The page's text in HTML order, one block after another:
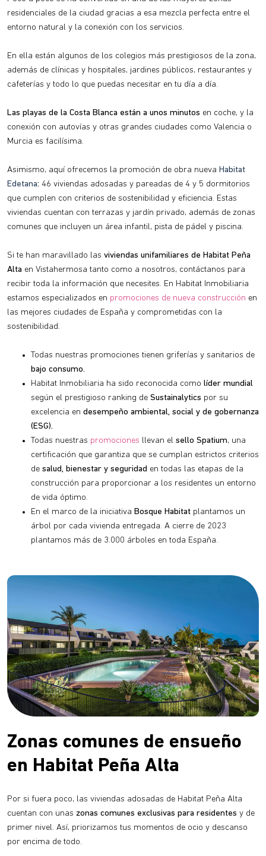
residenciales de la ciudad gracias a esa mezcla perfecta entre el
entorno natural y la conexión con los servicios.
En ella están algunos de los colegios más prestigiosos de la zona,
además de clínicas y hospitales, jardines públicos, restaurantes y
cafeterías y todo lo que puedas necesitar en tu día a día.
Las playas de la Costa Blanca están a unos minutos en coche, y la
conexión con autovías y otras grandes ciudades como Valencia o
Murcia es facilísima.
Asimismo, aquí ofrecemos la promoción de obra nueva Habitat
Edetana: 46 viviendas adosadas y pareadas de 4 y 5 dormitorios
que cumplen con criterios de sostenibilidad y eficiencia. Estas
viviendas cuentan con terrazas y jardín privado, además de zonas
comunes que incluyen un área infantil, pista de pádel y piscina.
Si te han maravillado las viviendas unifamiliares de Habitat Peña
Alta en Vistahermosa tanto como a nosotros, contáctanos para
recibir toda la información que necesites. En Habitat Inmobiliaria
estamos especializados en promociones de nueva construcción en
las mejores ciudades de España y comprometidas con la
sostenibilidad.
Todas nuestras promociones tienen griferías y sanitarios de
bajo consumo.
Habitat Inmobiliaria ha sido reconocida como líder mundial
según el prestigioso ranking de Sustainalytics por su
excelencia en desempeño ambiental, social y de gobernanza
(ESG).
Todas nuestras promociones llevan el sello Spatium, una
certificación que garantiza que se cumplan estrictos criterios
de salud, bienestar y seguridad en todas las etapas de la
construcción para proporcionar a los residentes un entorno
de vida óptimo.
En el marco de la iniciativa Bosque Habitat plantamos un
árbol por cada vivienda entregada. A cierre de 2023
plantamos más de 3.000 árboles en toda España.
Zonas comunes de ensueño
en Habitat Peña Alta
Por si fuera poco, las viviendas adosadas de Habitat Peña Alta
cuentan con unas zonas comunes exclusivas para residentes y de
primer nivel. Así, priorizamos tus momentos de ocio y descanso
por encima de todo.